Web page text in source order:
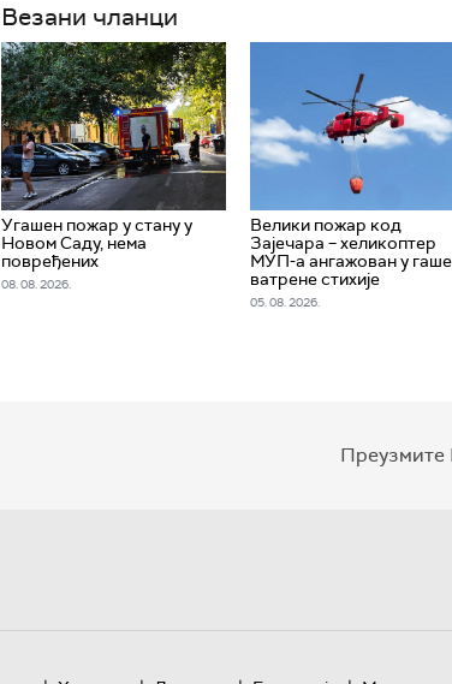
Везани чланци
Угашен пожар у стану у
Новом Саду, нема
повређених
08. 08. 2026.
Велики пожар код
Зајечара – хеликоптер
МУП-а ангажован у
ватрене стихије
05. 08. 2026.
Преузмите